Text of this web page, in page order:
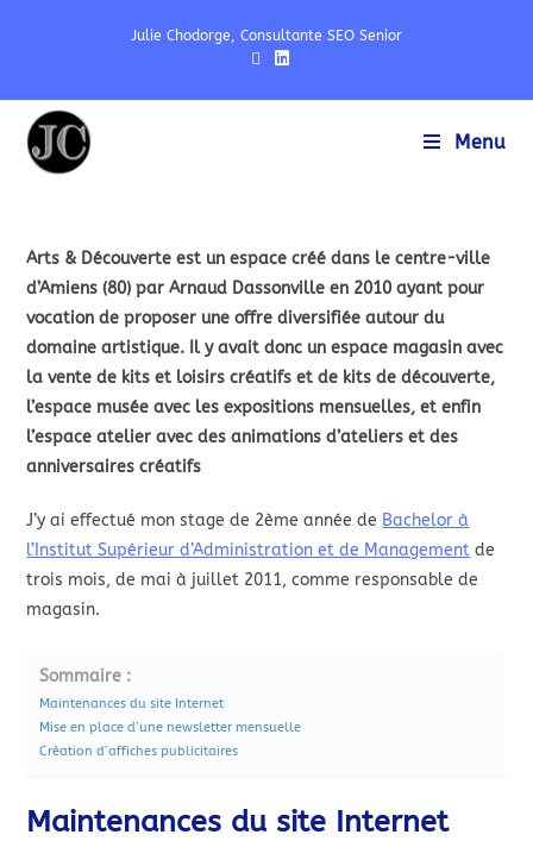
Julie Chodorge, Consultante SEO Senior
Menu
Arts & Découverte est un espace créé dans le centre-ville
d’Amiens (80) par Arnaud Dassonville en 2010 ayant pour
vocation de proposer une offre diversifiée autour du
domaine artistique. Il y avait donc un espace magasin avec
la vente de kits et loisirs créatifs et de kits de découverte,
l’espace musée avec les expositions mensuelles, et enfin
l’espace atelier avec des animations d’ateliers et des
anniversaires créatifs
J’y ai effectué mon stage de 2ème année de Bachelor à
l’Institut Supérieur d’Administration et de Management de
trois mois, de mai à juillet 2011, comme responsable de
magasin.
Sommaire :
Maintenances du site Internet
Mise en place d’une newsletter mensuelle
Création d’affiches publicitaires
Maintenances du site Internet